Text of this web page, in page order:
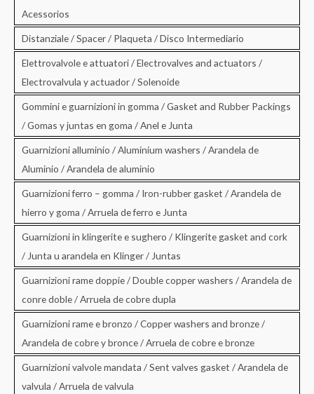
Acessorios
Distanziale / Spacer / Plaqueta / Disco Intermediario
Elettrovalvole e attuatori / Electrovalves and actuators /
Electrovalvula y actuador / Solenoide
Gommini e guarnizioni in gomma / Gasket and Rubber Packings
/ Gomas y juntas en goma / Anel e Junta
Guarnizioni alluminio / Aluminium washers / Arandela de
Aluminio / Arandela de aluminio
Guarnizioni ferro – gomma / Iron-rubber gasket / Arandela de
hierro y goma / Arruela de ferro e Junta
Guarnizioni in klingerite e sughero / Klingerite gasket and cork
/ Junta u arandela en Klinger / Juntas
Guarnizioni rame doppie / Double copper washers / Arandela de
conre doble / Arruela de cobre dupla
Guarnizioni rame e bronzo / Copper washers and bronze /
Arandela de cobre y bronce / Arruela de cobre e bronze
Guarnizioni valvole mandata / Sent valves gasket / Arandela de
valvula / Arruela de valvula